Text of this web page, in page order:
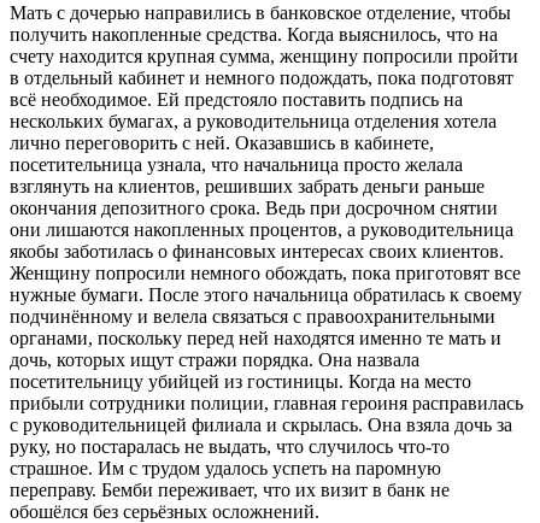
Мать с дочерью направились в банковское отделение, чтобы
получить накопленные средства. Когда выяснилось, что на
счету находится крупная сумма, женщину попросили пройти
в отдельный кабинет и немного подождать, пока подготовят
всё необходимое. Ей предстояло поставить подпись на
нескольких бумагах, а руководительница отделения хотела
лично переговорить с ней. Оказавшись в кабинете,
посетительница узнала, что начальница просто желала
взглянуть на клиентов, решивших забрать деньги раньше
окончания депозитного срока. Ведь при досрочном снятии
они лишаются накопленных процентов, а руководительница
якобы заботилась о финансовых интересах своих клиентов.
Женщину попросили немного обождать, пока приготовят все
нужные бумаги. После этого начальница обратилась к своему
подчинённому и велела связаться с правоохранительными
органами, поскольку перед ней находятся именно те мать и
дочь, которых ищут стражи порядка. Она назвала
посетительницу убийцей из гостиницы. Когда на место
прибыли сотрудники полиции, главная героиня расправилась
с руководительницей филиала и скрылась. Она взяла дочь за
руку, но постаралась не выдать, что случилось что-то
страшное. Им с трудом удалось успеть на паромную
переправу. Бемби переживает, что их визит в банк не
обошёлся без серьёзных осложнений.